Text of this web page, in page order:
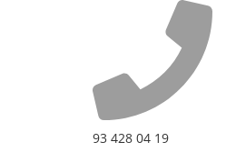
93 428 04 19